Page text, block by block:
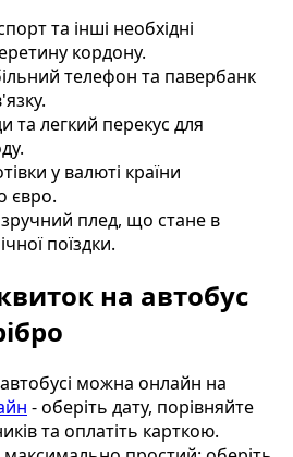
та інші необхідні
кордону.
телефон та павербанк
та легкий перекус для
у валюті країни
євро.
плед, що стане в
поїздки.
на автобус
можна онлайн на
- оберіть дату, порівняйте
та оплатіть карткою.